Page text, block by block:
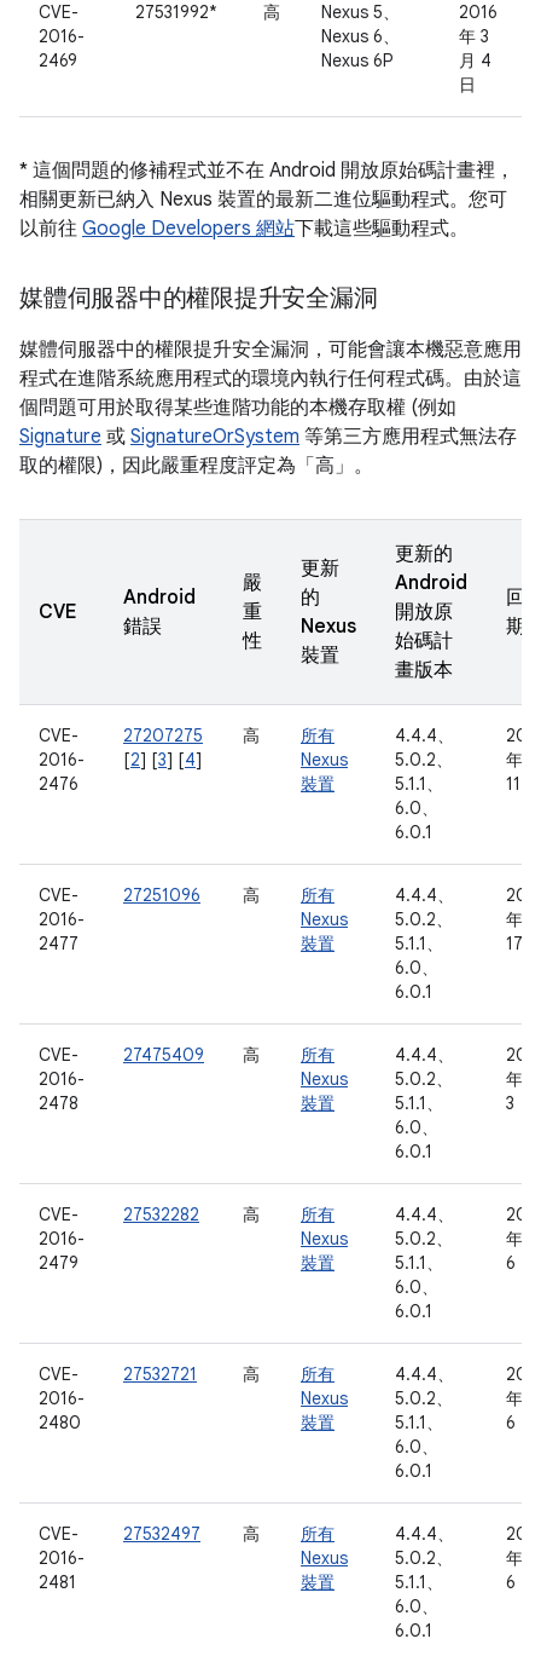
CVE-
2016-
2469
27531992* 高
Nexus 5、
Nexus 6、
Nexus 6P
2016
年 3
月 4
日
* 這個問題的修補程式並不在 Android 開放原始碼計畫裡，
相關更新已納入 Nexus 裝置的最新二進位驅動程式。您可
以前往 Google Developers 網站下載這些驅動程式。
媒體伺服器中的權限提升安全漏洞
媒體伺服器中的權限提升安全漏洞，可能會讓本機惡意應用
程式在進階系統應用程式的環境內執行任何程式碼。由於這
個問題可用於取得某些進階功能的本機存取權 (例如
Signature 或 SignatureOrSystem 等第三方應用程式無法存
取的權限)，因此嚴重程度評定為「高」。
CVE
Android
錯誤
嚴
重
性
更新
的
Nexus
裝置
更新的
Android
開放原
始碼計
畫版本
回
期
CVE-
2016-
2476
27207275
[2] [3] [4]
高
所有
Nexus
裝置
4.4.4、
5.0.2、
5.1.1、
6.0、
6.0.1
年 2
11 日
CVE-
2016-
2477
27251096 高
所有
Nexus
裝置
4.4.4、
5.0.2、
5.1.1、
6.0、
6.0.1
年 2
17
CVE-
2016-
2478
27475409 高
所有
Nexus
裝置
4.4.4、
5.0.2、
5.1.1、
6.0、
6.0.1
年 3
3 日
CVE-
2016-
2479
27532282 高
所有
Nexus
裝置
4.4.4、
5.0.2、
5.1.1、
6.0、
6.0.1
年 3
6 日
CVE-
2016-
2480
27532721 高
所有
Nexus
裝置
4.4.4、
5.0.2、
5.1.1、
6.0、
6.0.1
年 3
6 日
CVE-
2016-
2481
27532497 高
所有
Nexus
裝置
4.4.4、
5.0.2、
5.1.1、
6.0、
6.0.1
年 3
6 日